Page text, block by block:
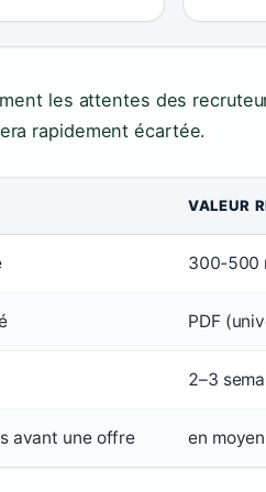
les attentes des
rapidement écartée.
VALEUR
300‑500
PDF
2–3
avant une offre en